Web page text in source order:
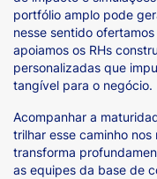
portfólio amplo pode
nesse sentido
apoiamos os RHs
personalizadas que
tangível para o negócio.
Acompanhar a
trilhar esse caminho
transforma
as equipes da base de